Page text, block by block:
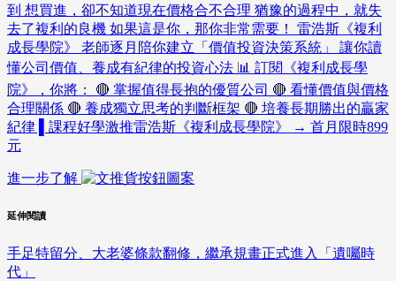
到 想買進，卻不知道現在價格合不合理 猶豫的過程中，就失
去了複利的良機 如果這是你，那你非常需要！ 雷浩斯《複利
成長學院》 老師逐月陪你建立「價值投資決策系統」 讓你讀
懂公司價值、養成有紀律的投資心法 📊 訂閱《複利成長學
院》，你將： 🔴 掌握值得長抱的優質公司 🔴 看懂價值與價格
合理關係 🔴 養成獨立思考的判斷框架 🔴 培養長期勝出的贏家
紀律 ▌課程好學激推雷浩斯《複利成長學院》 → 首月限時899
元
進一步了解
延伸閱讀
手足特留分、大老婆條款翻修，繼承規畫正式進入「遺囑時
代」